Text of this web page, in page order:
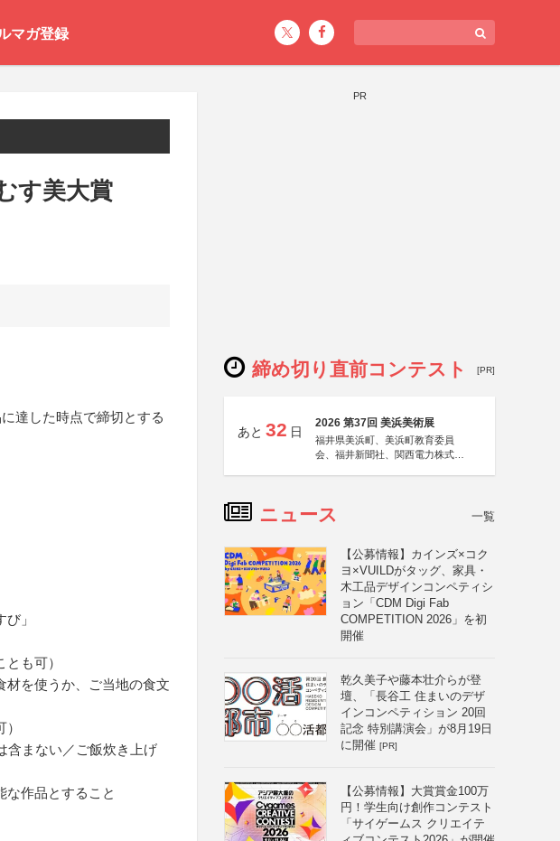
マガ登録
す美大賞
達した時点で締切とする
」
も可）
を使うか、ご当地の食文
含まない／ご飯炊き上げ
作品とすること
PR
締め切り直前コンテスト [PR]
あと 32 日
2026 第37回 美浜美術展
福井県美浜町、美浜町教育委員
会、福井新聞社、関西電力株式会
ニュース 一覧
【公募情報】カインズ×コク
ヨ×VUILDがタッグ、家具・
木工品デザインコンペティシ
ョン「CDM Digi Fab
COMPETITION 2026」を初
開催
乾久美子や藤本壮介らが登
壇、「長谷工 住まいのデザ
インコンペティション 20回
記念 特別講演会」が8月19日
に開催 [PR]
【公募情報】大賞賞金100万
円！学生向け創作コンテスト
「サイゲームス クリエイテ